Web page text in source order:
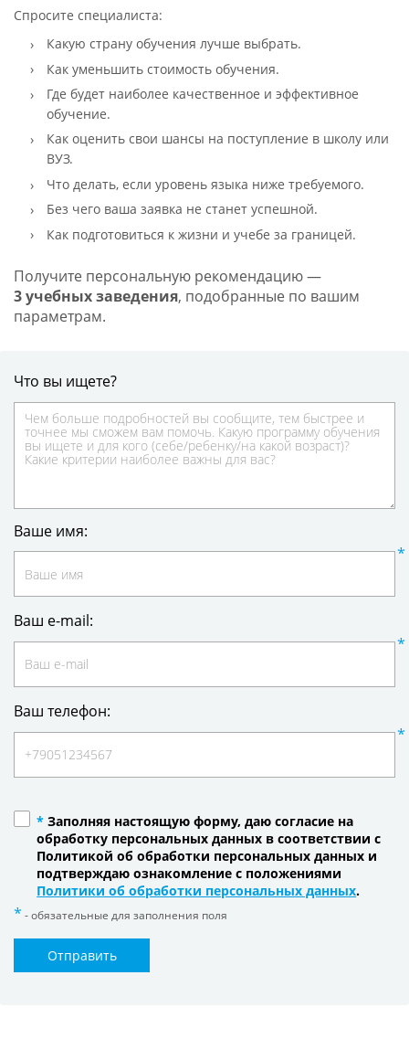
Спросите специалиста:
Какую страну обучения лучше выбрать.
Как уменьшить стоимость обучения.
Где будет наиболее качественное и эффективное
обучение.
Как оценить свои шансы на поступление в школу или
ВУЗ.
Что делать, если уровень языка ниже требуемого.
Без чего ваша заявка не станет успешной.
Как подготовиться к жизни и учебе за границей.
Получите персональную рекомендацию —
3 учебных заведения, подобранные по вашим
параметрам.
Что вы ищете?
Ваше имя:
Ваш e-mail:
Ваш телефон:
* Заполняя настоящую форму, даю согласие на
обработку персональных данных в соответствии с
Политикой об обработки персональных данных и
подтверждаю ознакомление с положениями
Политики об обработки персональных данных.
- обязательные для заполнения поля
Отправить